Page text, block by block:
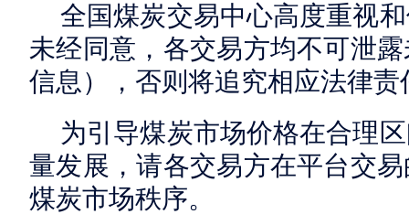
全国煤炭交易中心高度重视
未经同意，各交易方均不可泄
信息），否则将追究相应法律责
为引导煤炭市场价格在合理
量发展，请各交易方在平台交
煤炭市场秩序。